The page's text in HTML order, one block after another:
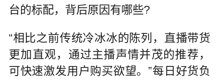
台的标配，背后原因有哪些?
“相比之前传统冷冰冰的陈列，直播带货
更加直观，通过主播声情并茂的推荐，
可快速激发用户购买欲望。”每日好货负